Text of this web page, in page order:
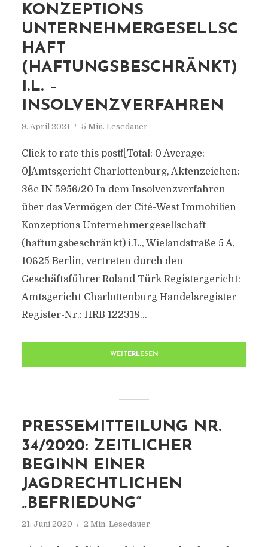
KONZEPTIONS
UNTERNEHMERGESELLSC
HAFT
(HAFTUNGSBESCHRÄNKT)
I.L. –
INSOLVENZVERFAHREN
9. April 2021 5 Min. Lesedauer
Click to rate this post![Total: 0 Average:
0]Amtsgericht Charlottenburg, Aktenzeichen:
36c IN 5956/20 In dem Insolvenzverfahren
über das Vermögen der Cité-West Immobilien
Konzeptions Unternehmergesellschaft
(haftungsbeschränkt) i.L., Wielandstraße 5 A,
10625 Berlin, vertreten durch den
Geschäftsführer Roland Türk Registergericht:
Amtsgericht Charlottenburg Handelsregister
Register-Nr.: HRB 122318...
WEITERLESEN
PRESSEMITTEILUNG NR.
34/2020: ZEITLICHER
BEGINN EINER
JAGDRECHTLICHEN
„BEFRIEDUNG“
21. Juni 2020 2 Min. Lesedauer